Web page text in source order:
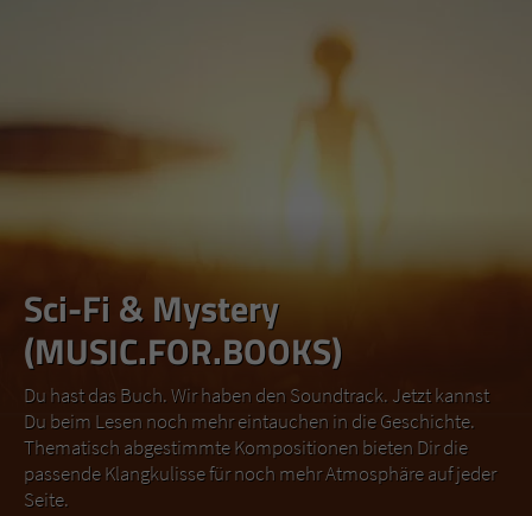
Sci-Fi & Mystery
(MUSIC.FOR.BOOKS)
Du hast das Buch. Wir haben den Soundtrack. Jetzt kannst
Du beim Lesen noch mehr eintauchen in die Geschichte.
Thematisch abgestimmte Kompositionen bieten Dir die
passende Klangkulisse für noch mehr Atmosphäre auf jeder
Seite.